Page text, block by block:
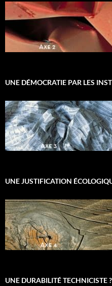
UNE DÉMOCRATIE PAR LES
UNE JUSTIFICATION
UNE DURABILITÉ TECHNICISTE ?